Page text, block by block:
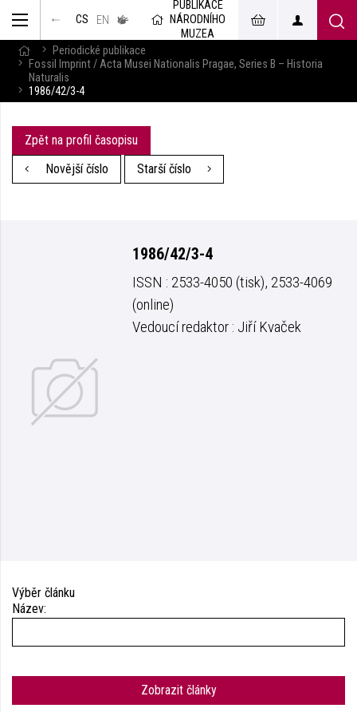
CS EN
v českém
jazyce
PUBLIKACE
NÁRODNÍHO
MUZEA
Periodické publikace
Fossil Imprint / Acta Musei Nationalis Pragae, Series B – Historia
Naturalis
1986/42/3-4
Zpět na profil časopisu
Novější číslo
Starší číslo
1986/42/3-4
ISSN : 2533-4050 (tisk), 2533-4069
(online)
Vedoucí redaktor : Jiří Kvaček
Výběr článku
Název:
Zobrazit články